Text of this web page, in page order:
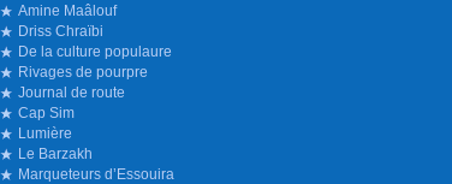
Amine Maâlouf
Driss Chraïbi
De la culture populaure
Rivages de pourpre
Journal de route
Cap Sim
Lumière
Le Barzakh
Marqueteurs d’Essouira